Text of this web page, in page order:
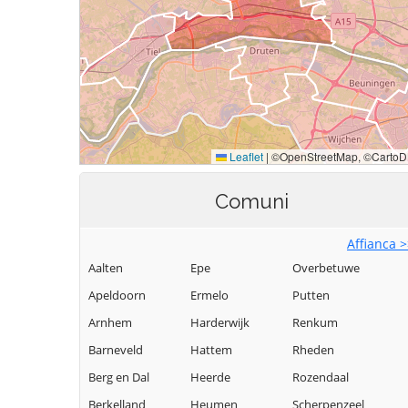
Comuni
Affianca
Aalten
Apeldoorn
Arnhem
Barneveld
Berg en Dal
Berkelland
Epe
Ermelo
Harderwijk
Hattem
Heerde
Heumen
Overbetuwe
Putten
Renkum
Rheden
Rozendaal
Scherpenzeel